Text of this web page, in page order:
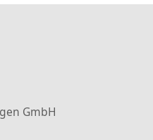
GmbH